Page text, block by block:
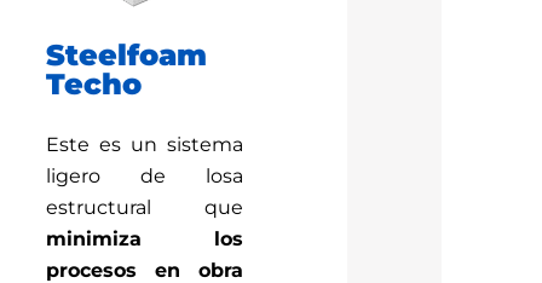
Steelfoam
Techo
Este es un sistema
ligero de losa
estructural que
minimiza los
procesos en obra